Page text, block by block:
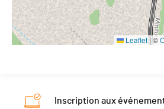
Leaflet | ©
Inscription aux